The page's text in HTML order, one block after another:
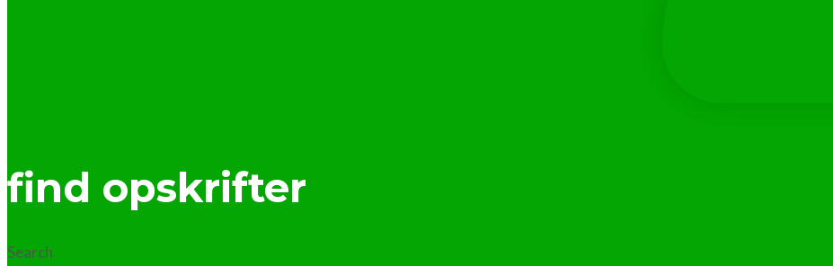
find opskrifter
Search